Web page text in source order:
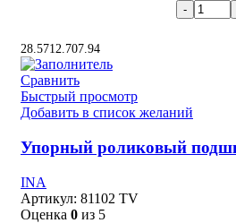
28.5712.707.94
Сравнить
Быстрый просмотр
Добавить в список желаний
Упорный роликовый
INA
Артикул: 81102 TV
Оценка 0 из 5